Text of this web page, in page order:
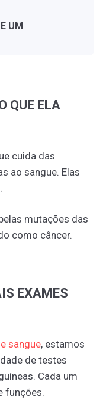
UM
QUE ELA
cuida das
ao sangue. Elas
mutações das
como câncer.
EXAMES
sangue, estamos
de testes
Cada um
funções.